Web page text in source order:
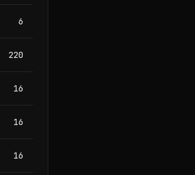
6
220
16
16
16